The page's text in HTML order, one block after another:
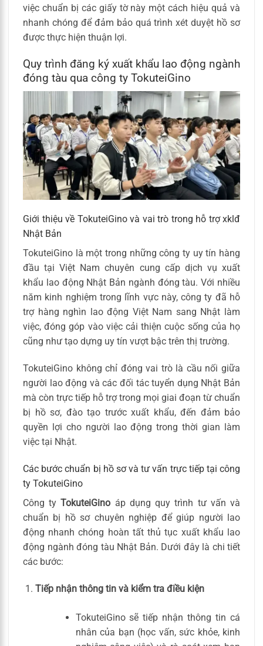
việc chuẩn bị các giấy tờ này một cách hiệu quả và
nhanh chóng để đảm bảo quá trình xét duyệt hồ sơ
được thực hiện thuận lợi.
Quy trình đăng ký xuất khẩu lao động ngành
đóng tàu qua công ty TokuteiGino
Giới thiệu về TokuteiGino và vai trò trong hỗ trợ xklđ
Nhật Bản
TokuteiGino là một trong những công ty uy tín hàng
đầu tại Việt Nam chuyên cung cấp dịch vụ xuất
khẩu lao động Nhật Bản ngành đóng tàu. Với nhiều
năm kinh nghiệm trong lĩnh vực này, công ty đã hỗ
trợ hàng nghìn lao động Việt Nam sang Nhật làm
việc, đóng góp vào việc cải thiện cuộc sống của họ
cũng như tạo dựng uy tín vượt bậc trên thị trường.
TokuteiGino không chỉ đóng vai trò là cầu nối giữa
người lao động và các đối tác tuyển dụng Nhật Bản
mà còn trực tiếp hỗ trợ trong mọi giai đoạn từ chuẩn
bị hồ sơ, đào tạo trước xuất khẩu, đến đảm bảo
quyền lợi cho người lao động trong thời gian làm
việc tại Nhật.
Các bước chuẩn bị hồ sơ và tư vấn trực tiếp tại công
ty TokuteiGino
Công tyTokuteiGino áp dụng quy trình tư vấn và
chuẩn bị hồ sơ chuyên nghiệp để giúp người lao
động nhanh chóng hoàn tất thủ tục xuất khẩu lao
động ngành đóng tàu Nhật Bản. Dưới đây là chi tiết
các bước:
Tiếp nhận thông tin và kiểm tra điều kiện
TokuteiGino sẽ tiếp nhận thông tin cá
nhân của bạn (học vấn, sức khỏe, kinh